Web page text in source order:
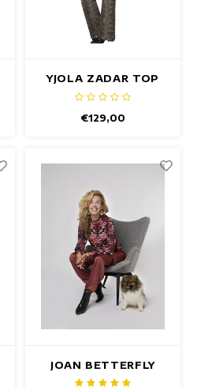
YJOLA ZADAR TOP
€129,00
JOAN BETTERFLY
TOP